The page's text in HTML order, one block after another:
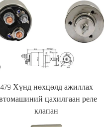
479 Хүнд нөхцөлд ажиллах
цахилгаан реле
клапан